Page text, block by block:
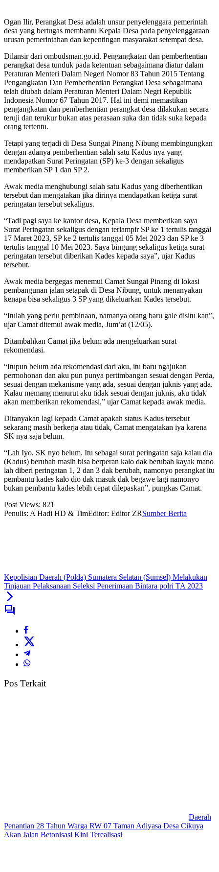
Ogan Ilir, Perangkat Desa adalah unsur penyelenggara pemerintah
desa yang bertugas membantu Kepala Desa pada penyelenggaraan
urusan pemerintahan dan kepentingan masyarakat setempat desa.
Dilansir dari ombudsman.go.id, Pengangkatan dan pemberhentian
perangkat desa tunduk pada ketentuan sebagaimana diatur dalam
Peraturan Menteri Dalam Negeri Nomor 83 Tahun 2015 Tentang
Pengangkatan Dan Pemberhentian Perangkat Desa sebagaimana
telah diubah dalam Peraturan Menteri Dalam Negri Republik
Indonesia Nomor 67 Tahun 2017. Hal ini demi memastikan
pengangkatan dan pemberhentian perangkat desa dilakukan secara
teruji dan terukur bukan atas perasaan suka dan tidak suka kepada
orang tertentu.
Tetapi yang terjadi di Desa Sungai Pinang Nibung membingungkan
dengan adanya pemberhentian salah satu Kadus nya yang
mendapatkan Surat Peringatan (SP) ke-3 dengan sekaligus
memberikan SP 1 dan SP 2.
Awak media menghubungi salah satu Kadus yang diberhentikan
tersebut dan mengatakan jika dirinya mendapatkan ketiga surat
peringatan tersebut sekaligus.
“Tadi pagi saya ke kantor desa, Kepala Desa memberikan saya
Surat Peringatan sekaligus dengan terlampir SP ke 1 tertulis tanggal
17 Maret 2023, SP ke 2 tertulis tanggal 05 Mei 2023 dan SP ke 3
tertulis tanggal 10 Mei 2023. Saya bingung sekaligus ketiga surat
peringatan tersebut diberikan Kades kepada saya”, ujar Kadus
tersebut.
Awak media bergegas menemui Camat Sungai Pinang di lokasi
pembangunan jalan setapak di Desa Nibung, untuk menanyakan
kenapa bisa sekaligus 3 SP yang dikeluarkan Kades tersebut.
“Itulah yang perlu pembinaan, namanya orang baru gale disitu kan”,
ujar Camat ditemui awak media, Jum’at (12/05).
Ditambahkan Camat jika belum ada mengeluarkan surat
rekomendasi.
“Itupun belum ada rekomendasi dari aku, itu baru ngajukan
permohonan dan aku pun punya pertimbangan sesuai dengan Perda,
sesuai dengan mekanisme yang ada, sesuai dengan juknis yang ada.
Kalau memang menurut aku tidak sesuai dengan juknis, aku tidak
akan memberikan rekomendasi,” ujar Camat kepada awak media.
Ditanyakan lagi kepada Camat apakah status Kadus tersebut
sekarang masih berkerja atau tidak, Camat mengatakan iya karena
SK nya saja belum.
“Lah Iyo, SK nyo belum. Itu sebagai surat peringatan saja kalau dia
(Kadus) berubah masih bisa berperan kalo dak berubah kayak mano
lah diberi peringatan 1, 2 dan 3 dak berubah, namonyo perangkat itu
pembantu kades kalo dio dak masuk dak begawe lagi namonyo
bukan pembantu kades lebih cepat dilepaskan”, pungkas Camat.
Post Views: 821
Penulis: A Hadi HD & TimEditor: Editor ZRSumber Berita
Kepolisian Daerah (Polda) Sumatera Selatan (Sumsel) Melakukan
Tinjauan Pelaksanaan Seleksi Penerimaan Bintara polri TA 2023
Pos Terkait
Daerah
Penantian 28 Tahun Warga RW 07 Taman Adiyasa Desa Cikuya
Akan Jalan Betonisasi Kini Terealisasi